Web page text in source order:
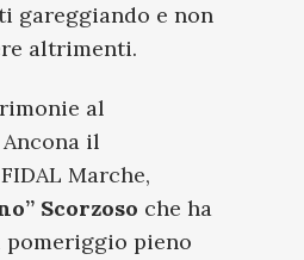
gareggiando e non
altrimenti.
al
il
FIDAL Marche,
Scorzoso che ha
pieno